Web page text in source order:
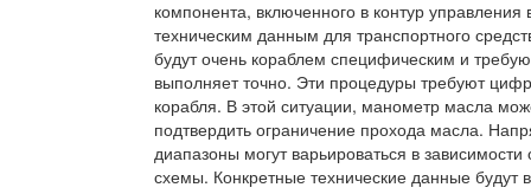
компонента, включенного в контур
техническим данным для транспортного
будут очень кораблем специфическим и
выполняет точно. Эти процедуры требуют
корабля. В этой ситуации, манометр масла
подтвердить ограничение прохода масла.
диапазоны могут варьироваться в
схемы. Конкретные технические данные будут